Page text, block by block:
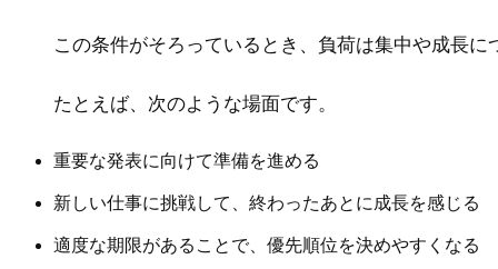
この条件がそろっているとき、負荷は集中や成長に
たとえば、次のような場面です。
重要な発表に向けて準備を進める
新しい仕事に挑戦して、終わったあとに成長を感じる
適度な期限があることで、優先順位を決めやすくなる